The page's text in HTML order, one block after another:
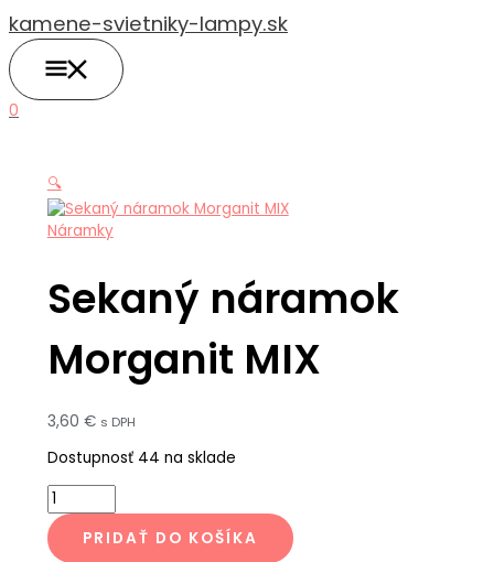
na
obsah
kamene-svietniky-lampy.sk
0
🔍
Náramky
Sekaný náramok
Morganit MIX
3,60 € s DPH
Dostupnosť 44 na sklade
Sekaný
náramok
Morganit
MIX
PRIDAŤ DO KOŠÍKA